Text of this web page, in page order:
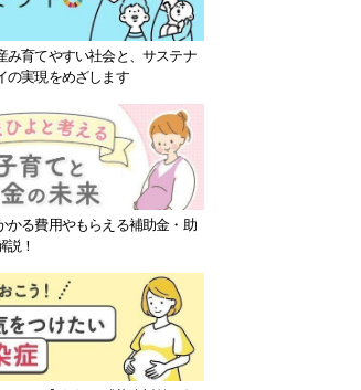
み育てやすい社会と、サステナ
の実現をめざします
かる費用やもらえる補助金・助
説！